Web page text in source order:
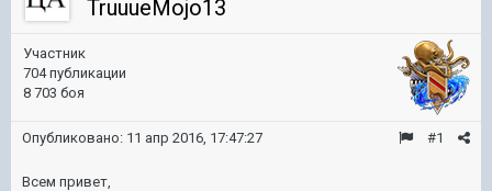
TruuueMojo13
Участник
704 публикации
8 703 боя
#1
Опубликовано: 11 апр 2016, 17:47:27
Всем привет,